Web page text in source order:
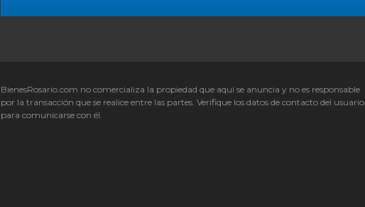
BienesRosario.com no comercializa la propiedad que aquí se anuncia y no es responsable
por la transacción que se realice entre las partes. Verifique los datos de contacto del usuario
para comunicarse con él.